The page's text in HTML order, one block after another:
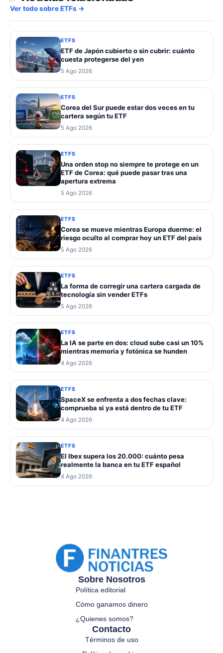
Ver todo sobre ETFs →
ETFS
ETF de Japón cubierto o sin cubrir: cuánto
cuesta protegerse del yen
5 Ago 2026
ETFS
Corea del Sur puede estar dos veces en tu
cartera según tu ETF
5 Ago 2026
ETFS
Una orden stop no siempre te protege en un
ETF de Corea: qué puede pasar tras una
apertura extrema
5 Ago 2026
ETFS
Corea se mueve mientras Europa duerme: el
riesgo oculto al comprar hoy un ETF del país
5 Ago 2026
ETFS
La forma de corregir una cartera cargada de
tecnología sin vender ETFs
5 Ago 2026
ETFS
La IA se parte en dos: cloud sube casi un 10%
mientras memoria y fotónica se hunden
4 Ago 2026
ETFS
SpaceX se enfrenta a dos fechas clave:
comprueba si ya está dentro de tu ETF
4 Ago 2026
ETFS
El Ibex supera los 20.000: cuánto pesa
realmente la banca en tu ETF español
4 Ago 2026
Sobre Nosotros
Política editorial
Cómo ganamos dinero
¿Quienes somos?
Contacto
Términos de uso